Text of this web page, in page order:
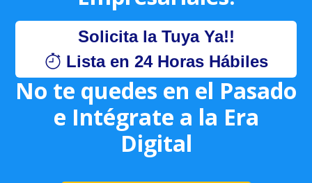
Solicita la Tuya Ya!!
Lista en 24 Horas Hábiles
No te quedes en el Pasado
e Intégrate a la Era
Digital